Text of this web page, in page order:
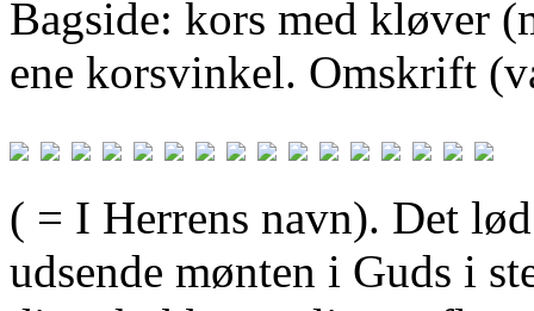
Bagside: kors med kløver
ene korsvinkel. Omskrift
( = I Herrens navn). Det
udsende mønten i Guds i